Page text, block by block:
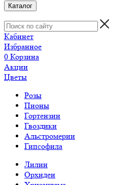
Каталог
Кабинет
Избранное
0 Корзина
Акции
Цветы
Розы
Пионы
Гортензии
Гвоздики
Альстромерии
Гипсофила
Лилии
Орхидеи